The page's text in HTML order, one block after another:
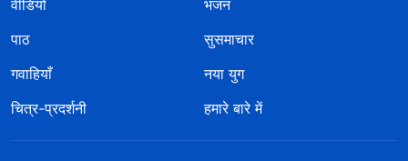
वीडियो
भजन
पाठ
सुसमाचार
गवाहियाँ
नया युग
चित्र-प्रदर्शनी
हमारे बारे में